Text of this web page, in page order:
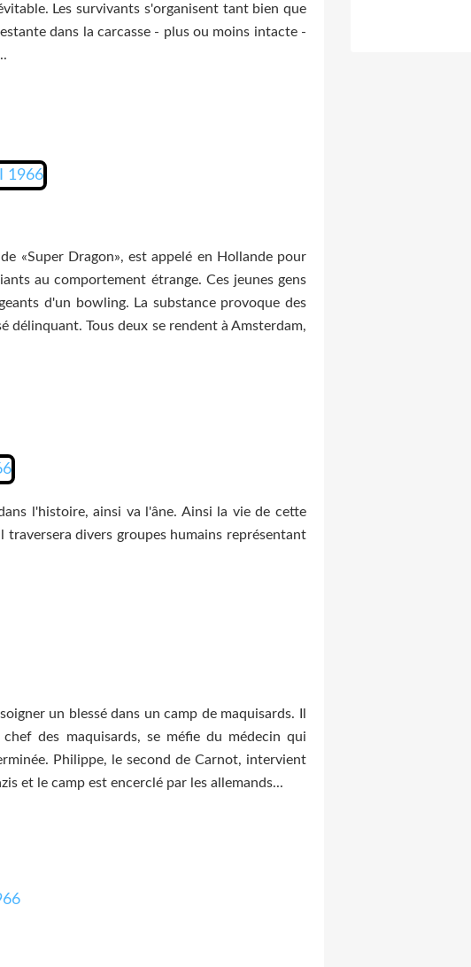
Les survivants s'organisent tant bien que
dans la carcasse - plus ou moins intacte -
«Super Dragon», est appelé en Hollande pour
au comportement étrange. Ces jeunes gens
d'un bowling. La substance provoque des
délinquant. Tous deux se rendent à Amsterdam,
l'histoire, ainsi va l'âne. Ainsi la vie de cette
divers groupes humains représentant
un blessé dans un camp de maquisards. Il
des maquisards, se méfie du médecin qui
Philippe, le second de Carnot, intervient
et le camp est encerclé par les allemands...